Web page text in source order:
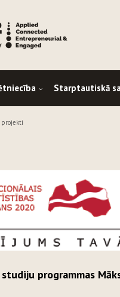
Starptautiskā
projekti
programmas